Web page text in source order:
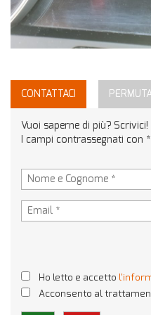
CONTATTACI
Vuoi saperne di più? Scrivici!
I campi contrassegnati con
Ho letto e accetto
Acconsento al